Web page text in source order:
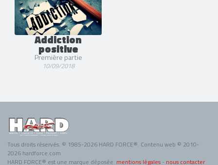
Addiction
positive
Première partie
10/09/2018
Tous droits réservés. © 1985-2026 HARD FORCE®. Contenu web © 2010-
2026 hardforce.com
HARD FORCE® est une marque déposée. mentions légales - nous contacter